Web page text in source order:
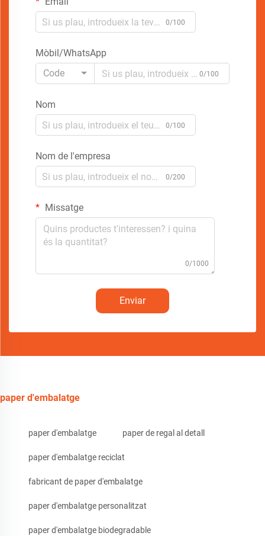
0/100
Mòbil/WhatsApp
Code
0/100
Nom
0/100
Nom de l'empresa
0/200
Missatge
0/1000
Enviar
paper d'embalatge
paper d'embalatge paper de regal al detall
paper d'embalatge reciclat
fabricant de paper d'embalatge
paper d'embalatge personalitzat
paper d'embalatge biodegradable